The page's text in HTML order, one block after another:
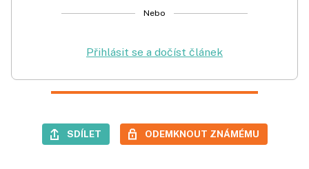
Nebo
Přihlásit se a dočíst článek
SDÍLET ODEMKNOUT ZNÁMÉMU